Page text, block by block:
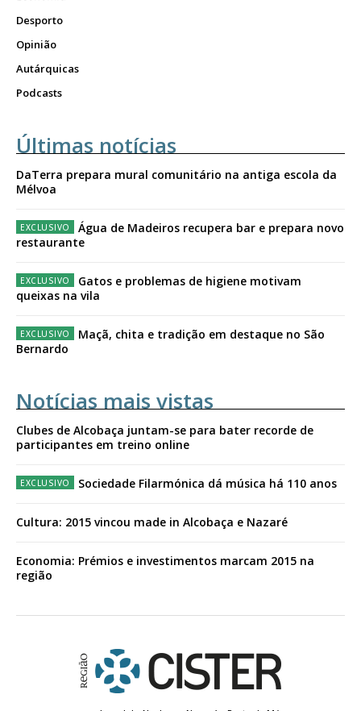
Desporto
Opinião
Autárquicas
Podcasts
Últimas notícias
DaTerra prepara mural comunitário na antiga escola da
Mélvoa
Água de Madeiros recupera bar e prepara novo
restaurante
Gatos e problemas de higiene motivam
queixas na vila
Maçã, chita e tradição em destaque no São
Bernardo
Notícias mais vistas
Clubes de Alcobaça juntam-se para bater recorde de
participantes em treino online
Sociedade Filarmónica dá música há 110 anos
Cultura: 2015 vincou made in Alcobaça e Nazaré
Economia: Prémios e investimentos marcam 2015 na
região